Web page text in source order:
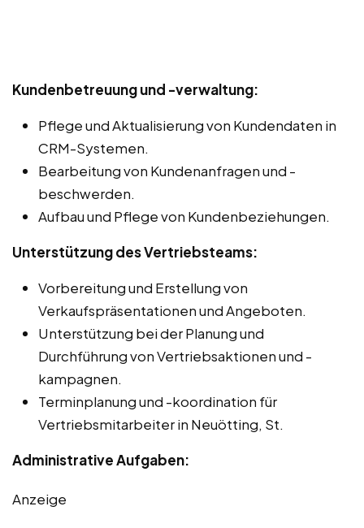
Kundenbetreuung und -verwaltung:
Pflege und Aktualisierung von Kundendaten in
CRM-Systemen.
Bearbeitung von Kundenanfragen und -
beschwerden.
Aufbau und Pflege von Kundenbeziehungen.
Unterstützung des Vertriebsteams:
Vorbereitung und Erstellung von
Verkaufspräsentationen und Angeboten.
Unterstützung bei der Planung und
Durchführung von Vertriebsaktionen und -
kampagnen.
Terminplanung und -koordination für
Vertriebsmitarbeiter in Neuötting, St.
Administrative Aufgaben:
Anzeige